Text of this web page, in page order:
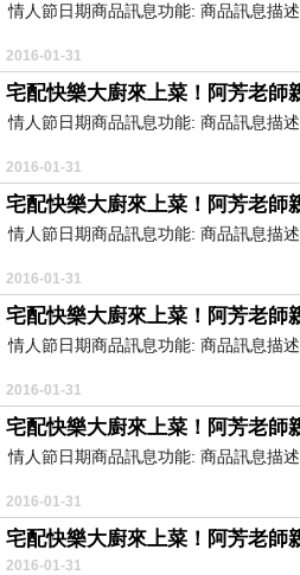
情人節日期商品訊息功能: 商品訊息描述:
2016-01-31
情人節日期商品訊息功能: 商品訊息描述:
2016-01-31
情人節日期商品訊息功能: 商品訊息描述:
2016-01-31
情人節日期商品訊息功能: 商品訊息描述:
2016-01-31
情人節日期商品訊息功能: 商品訊息描述:
2016-01-31
2016-01-31